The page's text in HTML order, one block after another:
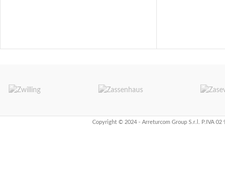
Copyright © 2024 - Arreturcom Group S.r.l. P.IVA 02